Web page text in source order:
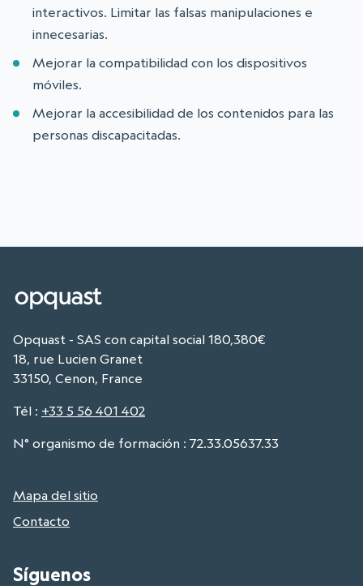
interactivos. Limitar las falsas manipulaciones e
innecesarias.
Mejorar la compatibilidad con los dispositivos
móviles.
Mejorar la accesibilidad de los contenidos para las
personas discapacitadas.
Opquast - SAS con capital social 180,380€
18, rue Lucien Granet
33150, Cenon, France
Tél : +33 5 56 401 402
N° organismo de formación : 72.33.05637.33
Mapa del sitio
Contacto
Síguenos